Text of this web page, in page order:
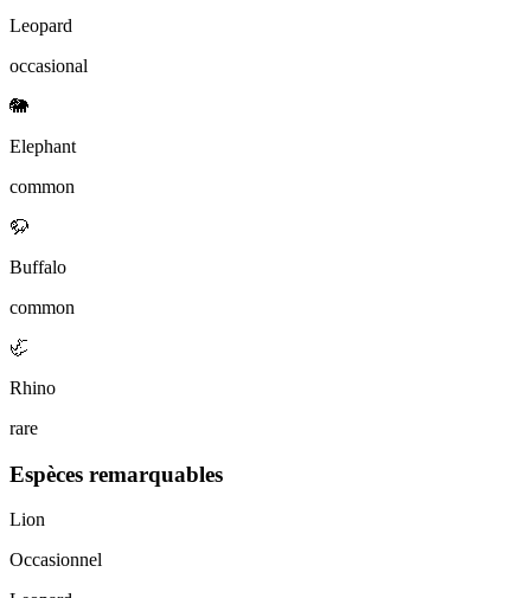
Leopard
occasional
🐘
Elephant
common
🦬
Buffalo
common
🦏
Rhino
rare
Espèces remarquables
Lion
Occasionnel